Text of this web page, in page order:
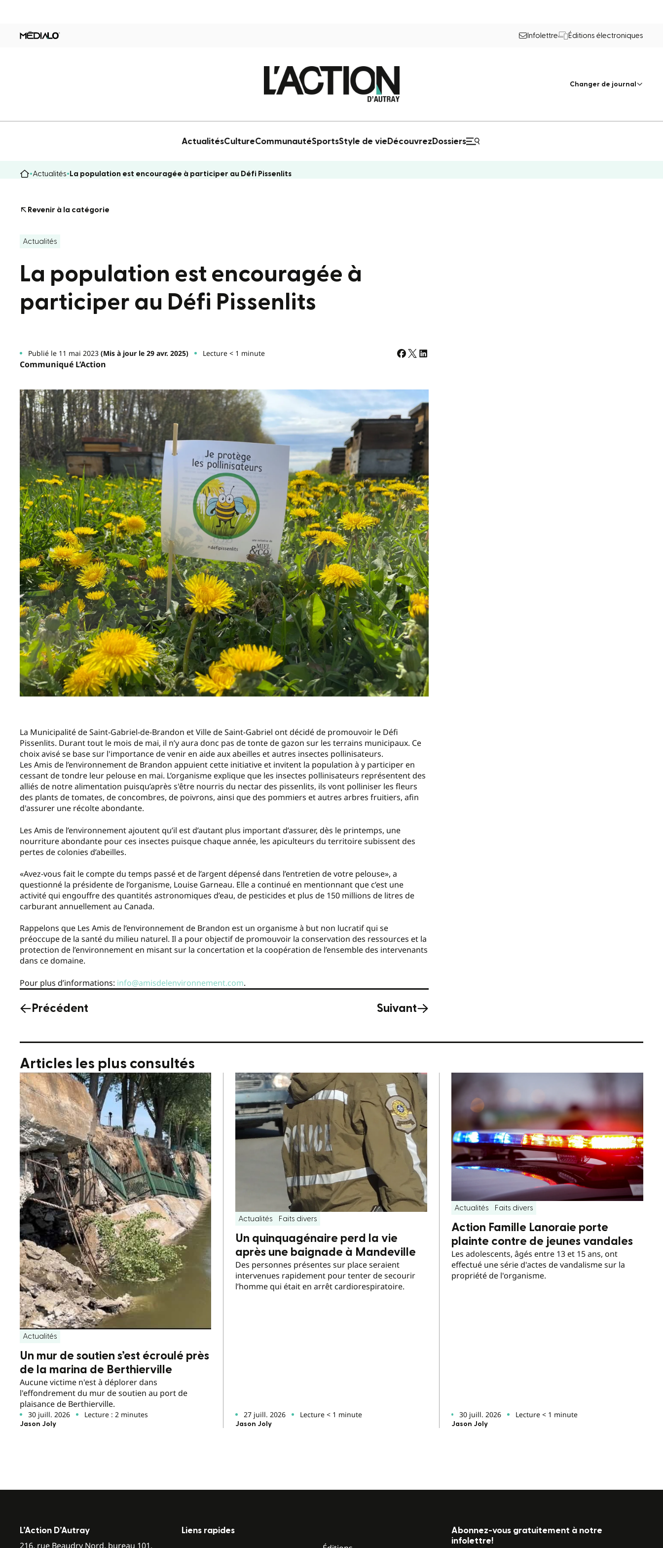
Infolettre Éditions électroniques
Changer de journal
ActualitésCultureCommunautéSportsStyle de vie Découvrez Dossiers
Actualités La population est encouragée à participer au Défi Pissenlits
Revenir à la catégorie
Actualités
La population est encouragée à
participer au Défi Pissenlits
Publié le 11 mai 2023(Mis à jour le 29 avr. 2025) Lecture < 1 minute
Communiqué L’Action
La Municipalité de Saint-Gabriel-de-Brandon et Ville de Saint-Gabriel ont décidé de promouvoir le Défi
Pissenlits. Durant tout le mois de mai, il n’y aura donc pas de tonte de gazon sur les terrains municipaux. Ce
choix avisé se base sur l'importance de venir en aide aux abeilles et autres insectes pollinisateurs.
Les Amis de l’environnement de Brandon appuient cette initiative et invitent la population à y participer en
cessant de tondre leur pelouse en mai. L’organisme explique que les insectes pollinisateurs représentent des
alliés de notre alimentation puisqu’après s'être nourris du nectar des pissenlits, ils vont polliniser les fleurs
des plants de tomates, de concombres, de poivrons, ainsi que des pommiers et autres arbres fruitiers, afin
d'assurer une récolte abondante.
Les Amis de l’environnement ajoutent qu’il est d’autant plus important d’assurer, dès le printemps, une
nourriture abondante pour ces insectes puisque chaque année, les apiculteurs du territoire subissent des
pertes de colonies d’abeilles.
«Avez-vous fait le compte du temps passé et de l’argent dépensé dans l’entretien de votre pelouse», a
questionné la présidente de l’organisme, Louise Garneau. Elle a continué en mentionnant que c’est une
activité qui engouffre des quantités astronomiques d’eau, de pesticides et plus de 150 millions de litres de
carburant annuellement au Canada.
Rappelons que Les Amis de l’environnement de Brandon est un organisme à but non lucratif qui se
préoccupe de la santé du milieu naturel. Il a pour objectif de promouvoir la conservation des ressources et la
protection de l’environnement en misant sur la concertation et la coopération de l’ensemble des intervenants
dans ce domaine.
Pour plus d’informations: info@amisdelenvironnement.com.
Précédent Suivant
Articles les plus consultés
Actualités
Un mur de soutien s’est écroulé près
de la marina de Berthierville
Aucune victime n'est à déplorer dans
l'effondrement du mur de soutien au port de
plaisance de Berthierville.
30 juill. 2026 Lecture : 2 minutes
Jason Joly
Actualités Faits divers
Un quinquagénaire perd la vie
après une baignade à Mandeville
Des personnes présentes sur place seraient
intervenues rapidement pour tenter de secourir
l’homme qui était en arrêt cardiorespiratoire.
27 juill. 2026 Lecture < 1 minute
Jason Joly
Actualités Faits divers
Action Famille Lanoraie porte
plainte contre de jeunes vandales
Les adolescents, âgés entre 13 et 15 ans, ont
effectué une série d'actes de vandalisme sur la
propriété de l'organisme.
30 juill. 2026 Lecture < 1 minute
Jason Joly
L’Action D’Autray
216, rue Beaudry Nord, bureau 101,
Liens rapides
Abonnez-vous gratuitement à notre
infolettre!